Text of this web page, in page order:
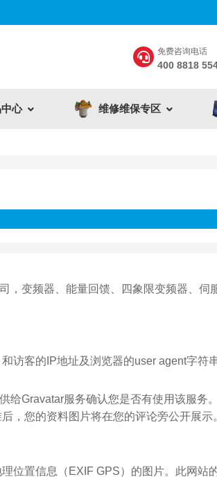
免费咨询电话
400 8818
心 维修维保专区
，变频器、能量回馈、四象限变频器、伺
访客的IP地址及浏览器的user agent字符
给Gravatar服务确认您是否有使用该服务
，您的资料图片将在您的评论旁公开展示
位置信息（EXIF GPS）的图片。此网站